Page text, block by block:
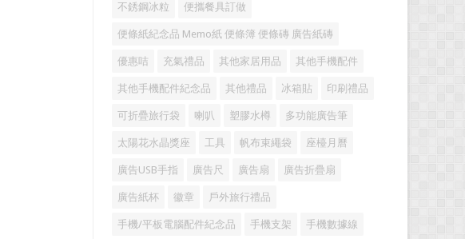
不銹鋼冰粒 便攜餐具訂做
便條紙紀念品 Memo紙 便條簿 便條磚 廣告紙磚
優惠咭 充氣禮品 其他家居用品 其他手機配件
其他手機配件紀念品 其他禮品 冰箱貼 印刷禮品
可折疊旅行袋 喇叭 塑膠水樽 多功能廣告筆
太陽花水晶獎座 工具 帆布束繩袋 座檯月曆
廣告USB手指 廣告尺 廣告扇 廣告折疊扇
廣告紙杯 徽章 戶外旅行禮品
手機/平板電腦配件紀念品 手機支架 手機數據線